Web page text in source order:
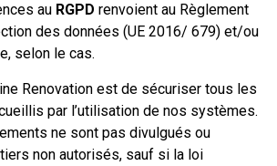
au RGPD renvoient au Règlement
des données (UE 2016/ 679) et/ou
selon le cas.
Renovation est de sécuriser tous les
par l’utilisation de nos systèmes.
ne sont pas divulgués ou
non autorisés, sauf si la loi